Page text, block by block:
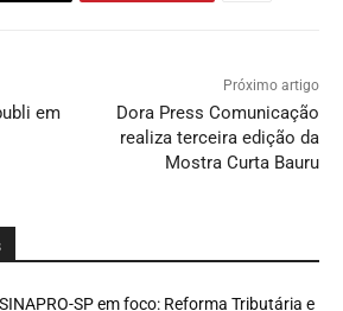
em
Próximo artigo
Dora Press Comunicação
realiza terceira edição da
Mostra Curta Bauru
SINAPRO-SP em foco: Reforma Tributária e